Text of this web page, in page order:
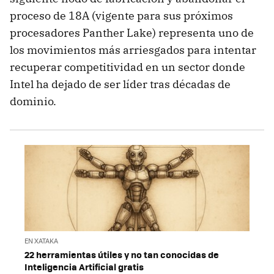
proceso de 18A (vigente para sus próximos
procesadores Panther Lake) representa uno de
los movimientos más arriesgados para intentar
recuperar competitividad en un sector donde
Intel ha dejado de ser líder tras décadas de
dominio.
EN XATAKA
22 herramientas útiles y no tan conocidas de
Inteligencia Artificial gratis